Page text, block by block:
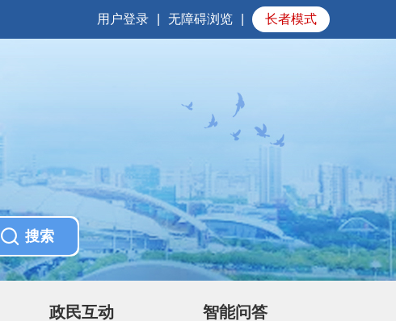
用户登录 无障碍浏览 长者模式
政民互动 智能问答